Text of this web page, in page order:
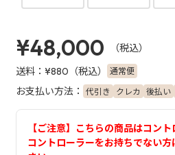
¥48,000
（税込）
送料： ¥880 （税込） 通常便
お支払い方法： 代引き クレカ 後払い
【ご注意】こちらの商品はコン
コントローラーをお持ちでない